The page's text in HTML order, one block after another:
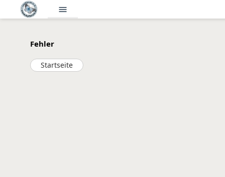
menu
Fehler
Startseite